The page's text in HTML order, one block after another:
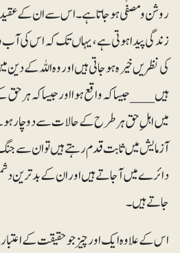
روشن و مصفٰی ہوجاتا ہے۔ اس سے ان کے
زندگی پیدا ہوتی ہے، یہاں تک کہ اس کی آب
کی نظریں خیرہ ہوجاتی ہیں اور وہ اللہ کے
ہیں___ جیساکہ واقع ہوا اور جیساکہ ہرحق
میں اہلِ حق ہر طرح کے حالات سے دوچار
آزمایش میں ثابت قدم رہتے ہیں تو ان سے
دائرے میں آجاتے ہیں اور ان کے بدترین
جاتے ہیں۔
اس کے علاوہ ایک اور چیز جو حقیقت کے